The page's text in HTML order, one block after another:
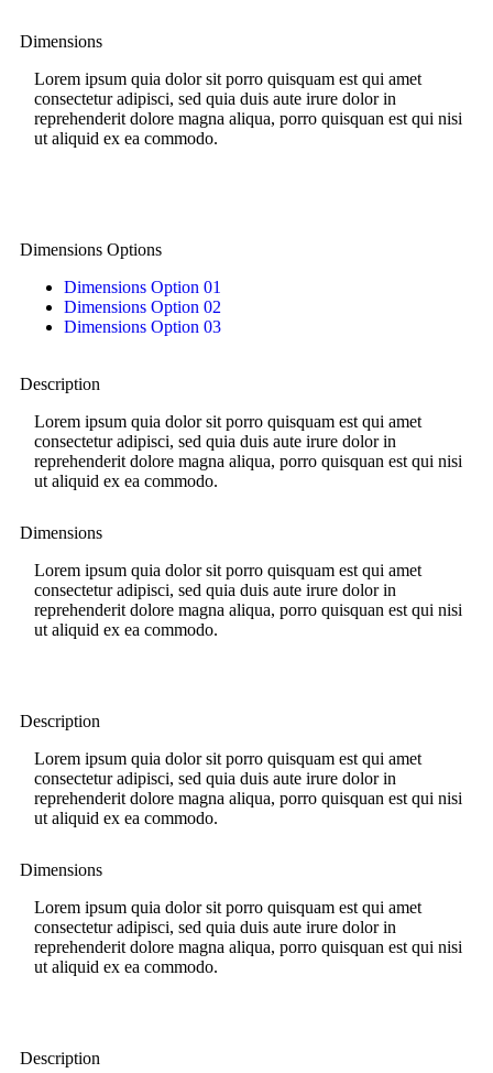
Dimensions
Lorem ipsum quia dolor sit porro quisquam est qui amet
consectetur adipisci, sed quia duis aute irure dolor in
reprehenderit dolore magna aliqua, porro quisquan est qui nisi
ut aliquid ex ea commodo.
Dimensions Options
Dimensions Option 01
Dimensions Option 02
Dimensions Option 03
Description
Lorem ipsum quia dolor sit porro quisquam est qui amet
consectetur adipisci, sed quia duis aute irure dolor in
reprehenderit dolore magna aliqua, porro quisquan est qui nisi
ut aliquid ex ea commodo.
Dimensions
Lorem ipsum quia dolor sit porro quisquam est qui amet
consectetur adipisci, sed quia duis aute irure dolor in
reprehenderit dolore magna aliqua, porro quisquan est qui nisi
ut aliquid ex ea commodo.
Description
Lorem ipsum quia dolor sit porro quisquam est qui amet
consectetur adipisci, sed quia duis aute irure dolor in
reprehenderit dolore magna aliqua, porro quisquan est qui nisi
ut aliquid ex ea commodo.
Dimensions
Lorem ipsum quia dolor sit porro quisquam est qui amet
consectetur adipisci, sed quia duis aute irure dolor in
reprehenderit dolore magna aliqua, porro quisquan est qui nisi
ut aliquid ex ea commodo.
Description